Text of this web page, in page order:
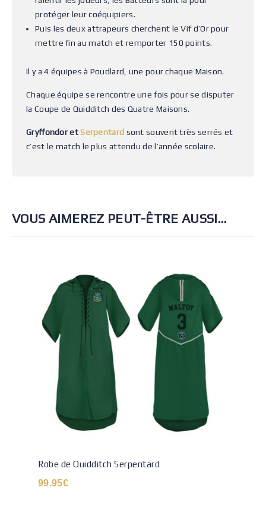
protéger leur coéquipiers.
Puis les deux attrapeurs cherchent le Vif d’Or pour
mettre fin au match et remporter 150 points.
Il y a 4 équipes à Poudlard, une pour chaque Maison.
Chaque équipe se rencontre une fois pour se disputer
la Coupe de Quidditch des Quatre Maisons.
Gryffondor etSerpentard sont souvent très serrés et
c’est le match le plus attendu de l’année scolaire.
VOUS AIMEREZ PEUT-ÊTRE AUSSI…
Robe de Quidditch Serpentard
99.95€